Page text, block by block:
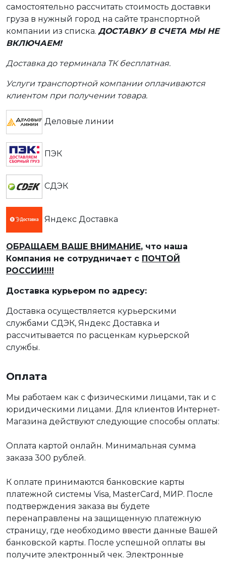
самостоятельно рассчитать стоимость доставки
груза в нужный город на сайте транспортной
компании из списка. ДОСТАВКУ В СЧЕТА МЫ НЕ
ВКЛЮЧАЕМ!
Доставка до терминала ТК бесплатная.
Услуги транспортной компании оплачиваются
клиентом при получении товара.
Деловые линии
ПЭК
СДЭК
Яндекс Доставка
ОБРАЩАЕМ ВАШЕ ВНИМАНИЕ, что наша
Компания не сотрудничает с ПОЧТОЙ
РОССИИ!!!!
Доставка курьером по адресу:
Доставка осуществляется курьерскими
службами СДЭК, Яндекс Доставка и
рассчитывается по расценкам курьерской
службы.
Оплата
Мы работаем как с физическими лицами, так и с
юридическими лицами. Для клиентов Интернет-
Магазина действуют следующие способы оплаты:
Оплата картой онлайн. Минимальная сумма
заказа 300 рублей.
К оплате принимаются банковские карты
платежной системы Visa, MasterCard, МИР. После
подтверждения заказа вы будете
перенаправлены на защищенную платежную
страницу, где необходимо ввести данные Вашей
банковской карты. После успешной оплаты вы
получите электронный чек. Электронные